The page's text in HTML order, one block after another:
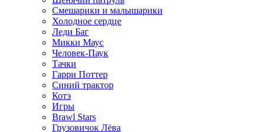
Смешарики и малышарики
Холодное сердце
Леди Баг
Микки Маус
Человек-Паук
Тачки
Гарри Поттер
Синий трактор
Котэ
Игры
Brawl Stars
Грузовичок Лёва